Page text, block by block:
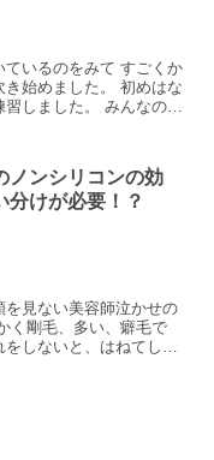
ているのをみて すごくか
始めました。 初めはな
しました。 みんなの足
ノンシリコンの効
分けが必要！？
見ない美容師泣かせの
く剛毛、多い、癖毛で
しないと、はねてしま